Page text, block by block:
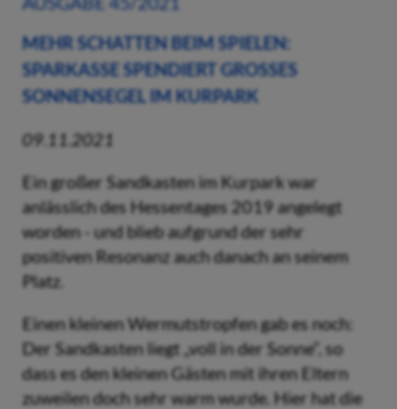
MEHR SCHATTEN BEIM SPIELEN:
SPARKASSE SPENDIERT GROSSES S
ONNENSEGEL IM KURPARK
09.11.2021
Ein großer Sandkasten im Kurpark war
anlässlich des Hessentages 2019 angelegt
worden - und blieb aufgrund der sehr
positiven Resonanz auch danach an seinem
Platz.
Einen kleinen Wermutstropfen gab es noch:
Der Sandkasten liegt „voll in der Sonne“, so
dass es den kleinen Gästen mit ihren Eltern
zuweilen doch sehr warm wurde. Hier hat die